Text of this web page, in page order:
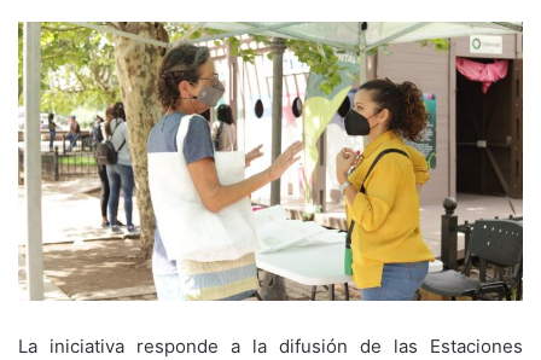
La iniciativa responde a la difusión de las Estaciones